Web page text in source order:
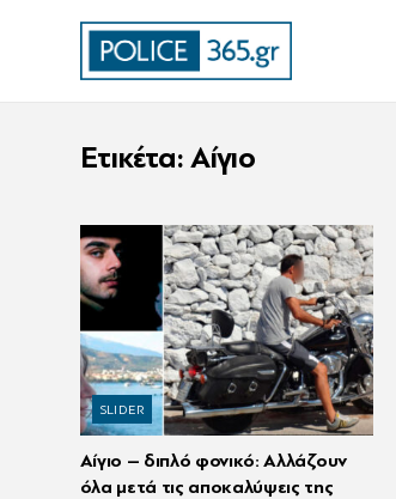
Ετικέτα: Aίγιο
SLIDER
Αίγιο – διπλό φονικό: Αλλάζουν
όλα μετά τις αποκαλύψεις της